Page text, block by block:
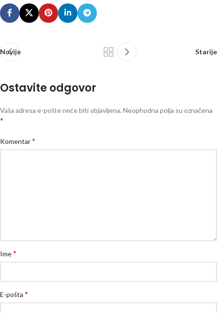
Novije Starije
Ostavite odgovor
Vaša adresa e-pošte neće biti objavljena. Neophodna polja su označena
*
Komentar*
Ime*
E-pošta *